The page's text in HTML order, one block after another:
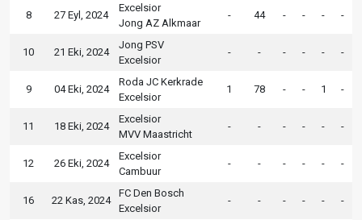
8 27 Eyl, 2024
Excelsior
Jong AZ Alkmaar
- 44 - - - -
10 21 Eki, 2024
Jong PSV
Excelsior
- - - - - -
9 04 Eki, 2024
Roda JC Kerkrade
Excelsior
1 78 - - 1 -
11 18 Eki, 2024
Excelsior
MVV Maastricht
- - - - - -
12 26 Eki, 2024
Excelsior
Cambuur
- - - - - -
16 22 Kas, 2024
FC Den Bosch
Excelsior
- - - - - -